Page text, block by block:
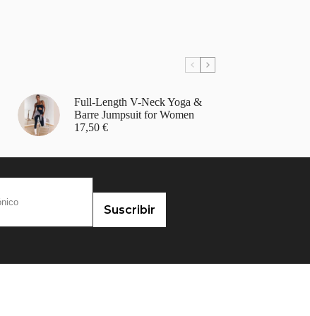
Full-Length V-Neck Yoga &
Barre Jumpsuit for Women
17,50 €
Suscribir